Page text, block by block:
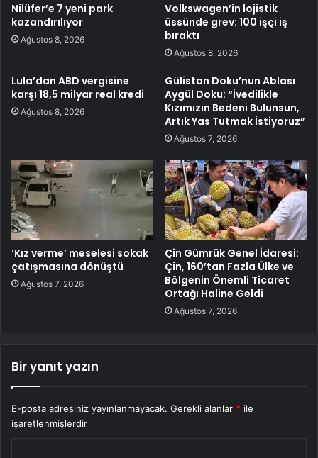
Nilüfer’e 7 yeni park
kazandırılıyor
Ağustos 8, 2026
Volkswagen’in lojistik
üssünde grev: 100 işçi iş
bıraktı
Ağustos 8, 2026
Lula’dan ABD vergisine
karşı 18,5 milyar real kredi
Ağustos 8, 2026
Gülistan Doku’nun Ablası
Aygül Doku: “İvedilikle
Kızımızın Bedeni Bulunsun,
Artık Yas Tutmak İstiyoruz”
Ağustos 7, 2026
‘Kız verme’ meselesi sokak
çatışmasına dönüştü
Ağustos 7, 2026
Çin Gümrük Genel İdaresi:
Çin, 160’tan Fazla Ülke ve
Bölgenin Önemli Ticaret
Ortağı Haline Geldi
Ağustos 7, 2026
Bir yanıt yazın
E-posta adresiniz yayınlanmayacak. Gerekli alanlar * ile
işaretlenmişlerdir